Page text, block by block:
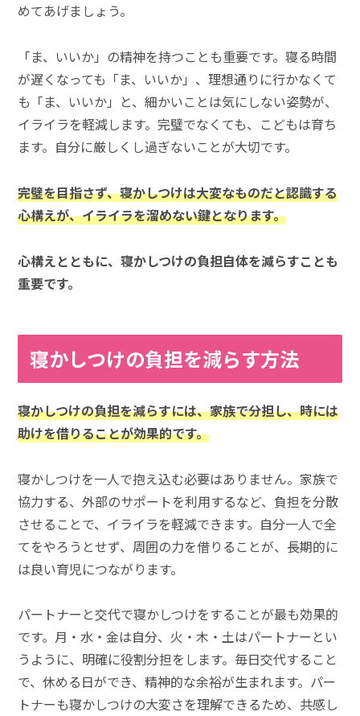
めてあげましょう。
「ま、いいか」の精神を持つことも重要です。寝る時間
が遅くなっても「ま、いいか」、理想通りに行かなくて
も「ま、いいか」と、細かいことは気にしない姿勢が、
イライラを軽減します。完璧でなくても、こどもは育ち
ます。自分に厳しくし過ぎないことが大切です。
完璧を目指さず、寝かしつけは大変なものだと認識する
心構えが、イライラを溜めない鍵となります。
心構えとともに、寝かしつけの負担自体を減らすことも
重要です。
寝かしつけの負担を減らす方法
寝かしつけの負担を減らすには、家族で分担し、時には
助けを借りることが効果的です。
寝かしつけを一人で抱え込む必要はありません。家族で
協力する、外部のサポートを利用するなど、負担を分散
させることで、イライラを軽減できます。自分一人で全
てをやろうとせず、周囲の力を借りることが、長期的に
は良い育児につながります。
パートナーと交代で寝かしつけをすることが最も効果的
です。月・水・金は自分、火・木・土はパートナーとい
うように、明確に役割分担をします。毎日交代すること
で、休める日ができ、精神的な余裕が生まれます。パー
トナーも寝かしつけの大変さを理解できるため、共感し